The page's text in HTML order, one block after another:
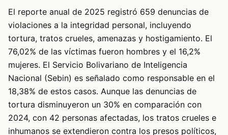
El reporte anual de 2025 registró 659 denuncias de
violaciones a la integridad personal, incluyendo
tortura, tratos crueles, amenazas y hostigamiento. El
76,02% de las víctimas fueron hombres y el 16,2%
mujeres. El Servicio Bolivariano de Inteligencia
Nacional (Sebin) es señalado como responsable en el
18,38% de estos casos. Aunque las denuncias de
tortura disminuyeron un 30% en comparación con
2024, con 42 personas afectadas, los tratos crueles e
inhumanos se extendieron contra los presos políticos,